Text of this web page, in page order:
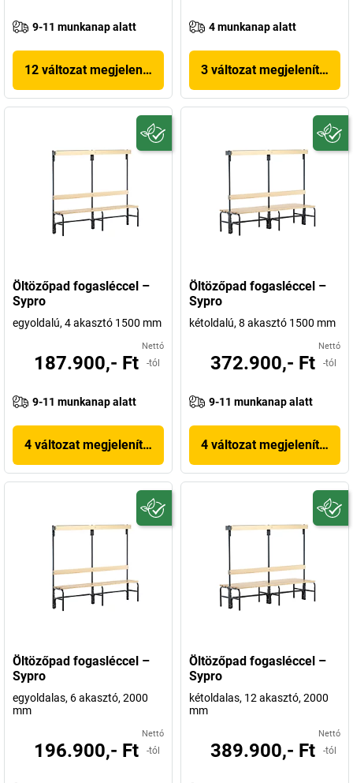
9-11 munkanap alatt
12 változat megjelenítése
4 munkanap alatt
3 változat megjelenítése
Öltözőpad fogasléccel –
Sypro
egyoldalú, 4 akasztó 1500 mm
Nettó
187.900,- Ft -tól
9-11 munkanap alatt
4 változat megjelenítése
Öltözőpad fogasléccel –
Sypro
kétoldalú, 8 akasztó 1500 mm
Nettó
372.900,- Ft -tól
9-11 munkanap alatt
4 változat megjelenítése
Öltözőpad fogasléccel –
Sypro
egyoldalas, 6 akasztó, 2000
mm
Nettó
196.900,- Ft -tól
Öltözőpad fogasléccel –
Sypro
kétoldalas, 12 akasztó, 2000
mm
Nettó
389.900,- Ft -tól